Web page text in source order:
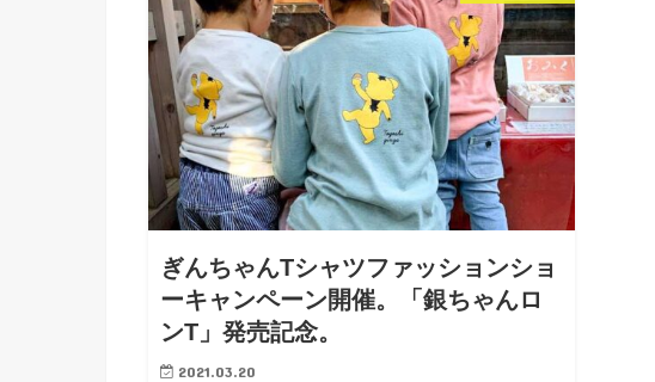
ぎんちゃんTシャツファッションショ
ーキャンペーン開催。「銀ちゃんロ
ンT」発売記念。
2021.03.20